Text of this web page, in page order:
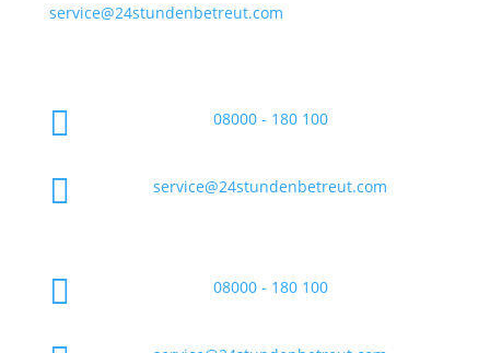
service@24stundenbetreut.com
 08000 - 180 100
 service@24stundenbetreut.com
 08000 - 180 100